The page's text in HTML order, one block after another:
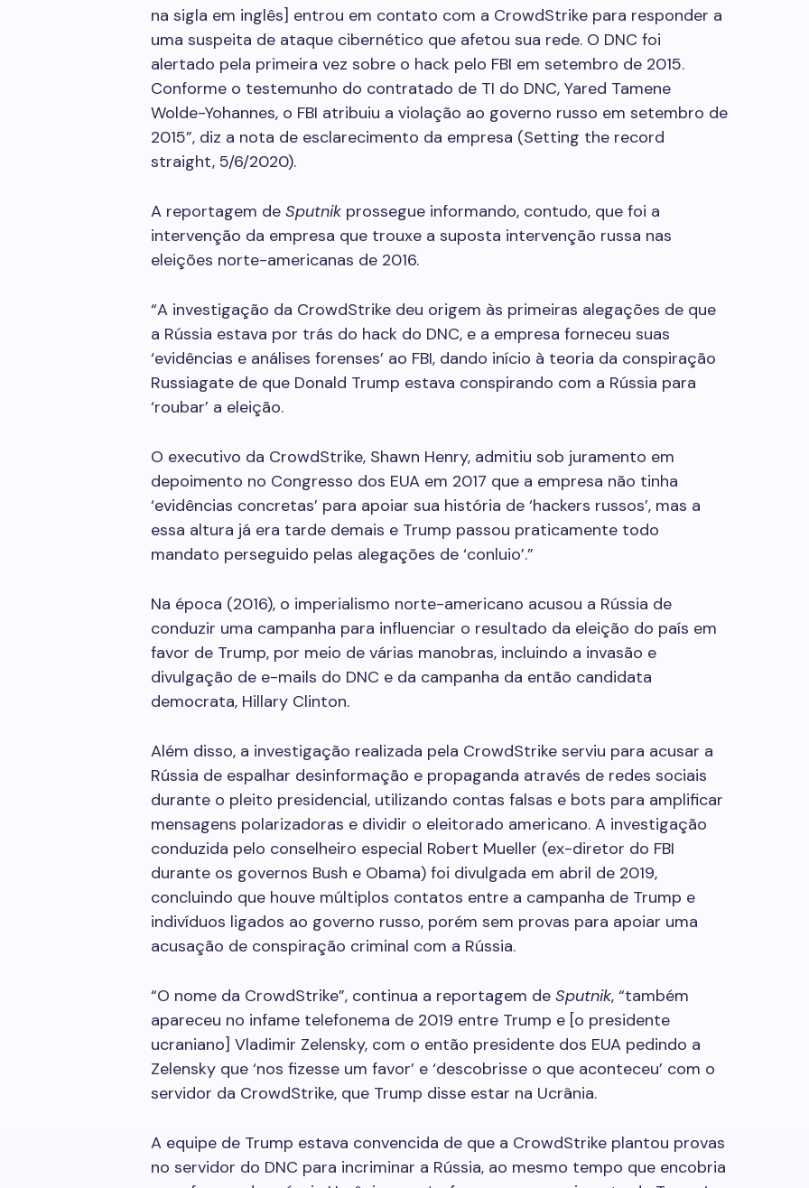
na sigla em inglês] entrou em contato com a CrowdStrike para responder a
uma suspeita de ataque cibernético que afetou sua rede. O DNC foi
alertado pela primeira vez sobre o hack pelo FBI em setembro de 2015.
Conforme o testemunho do contratado de TI do DNC, Yared Tamene
Wolde-Yohannes, o FBI atribuiu a violação ao governo russo em setembro de
2015”, diz a nota de esclarecimento da empresa (Setting the record
straight, 5/6/2020).
A reportagem de Sputnik prossegue informando, contudo, que foi a
intervenção da empresa que trouxe a suposta intervenção russa nas
eleições norte-americanas de 2016.
“A investigação da CrowdStrike deu origem às primeiras alegações de que
a Rússia estava por trás do hack do DNC, e a empresa forneceu suas
‘evidências e análises forenses’ ao FBI, dando início à teoria da conspiração
Russiagate de que Donald Trump estava conspirando com a Rússia para
‘roubar’ a eleição.
O executivo da CrowdStrike, Shawn Henry, admitiu sob juramento em
depoimento no Congresso dos EUA em 2017 que a empresa não tinha
‘evidências concretas’ para apoiar sua história de ‘hackers russos’, mas a
essa altura já era tarde demais e Trump passou praticamente todo
mandato perseguido pelas alegações de ‘conluio’.”
Na época (2016), o imperialismo norte-americano acusou a Rússia de
conduzir uma campanha para influenciar o resultado da eleição do país em
favor de Trump, por meio de várias manobras, incluindo a invasão e
divulgação de e-mails do DNC e da campanha da então candidata
democrata, Hillary Clinton.
Além disso, a investigação realizada pela CrowdStrike serviu para acusar a
Rússia de espalhar desinformação e propaganda através de redes sociais
durante o pleito presidencial, utilizando contas falsas e bots para amplificar
mensagens polarizadoras e dividir o eleitorado americano. A investigação
conduzida pelo conselheiro especial Robert Mueller (ex-diretor do FBI
durante os governos Bush e Obama) foi divulgada em abril de 2019,
concluindo que houve múltiplos contatos entre a campanha de Trump e
indivíduos ligados ao governo russo, porém sem provas para apoiar uma
acusação de conspiração criminal com a Rússia.
“O nome da CrowdStrike”, continua a reportagem de Sputnik, “também
apareceu no infame telefonema de 2019 entre Trump e [o presidente
ucraniano] Vladimir Zelensky, com o então presidente dos EUA pedindo a
Zelensky que ‘nos fizesse um favor’ e ‘descobrisse o que aconteceu’ com o
servidor da CrowdStrike, que Trump disse estar na Ucrânia.
A equipe de Trump estava convencida de que a CrowdStrike plantou provas
no servidor do DNC para incriminar a Rússia, ao mesmo tempo que encobria